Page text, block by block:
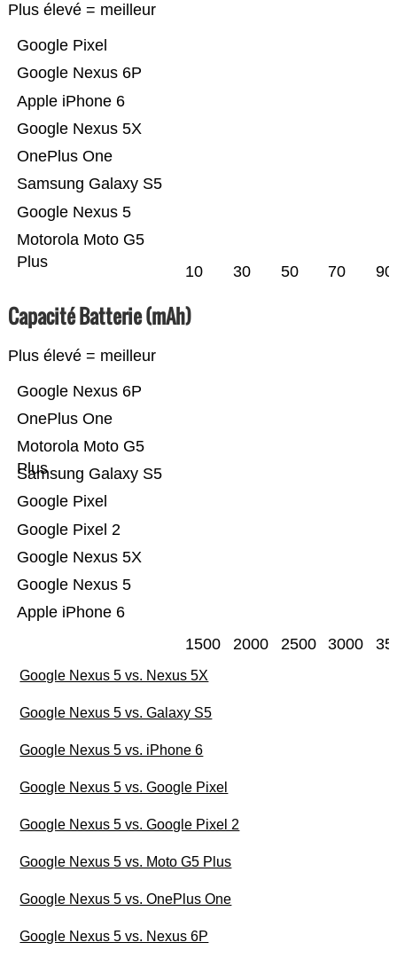
Plus élevé = meilleur
Motorola Moto G5
Plus
Google Nexus 5
Samsung Galaxy S5
OnePlus One
Google Nexus 5X
Apple iPhone 6
Google Nexus 6P
Google Pixel
10 30 50 70 90
Capacité Batterie (mAh)
Plus élevé = meilleur
Apple iPhone 6
Google Nexus 5
Google Nexus 5X
Google Pixel 2
Google Pixel
Samsung Galaxy S5
Motorola Moto G5
Plus
OnePlus One
Google Nexus 6P
1500 2000 2500 3000
Google Nexus 5 vs. Nexus 5X
Google Nexus 5 vs. Galaxy S5
Google Nexus 5 vs. iPhone 6
Google Nexus 5 vs. Google Pixel
Google Nexus 5 vs. Google Pixel 2
Google Nexus 5 vs. Moto G5 Plus
Google Nexus 5 vs. OnePlus One
Google Nexus 5 vs. Nexus 6P